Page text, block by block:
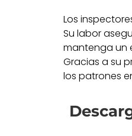
Los
Su labor
mantenga un
Gracias a su
los patrones